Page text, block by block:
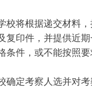
校将根据递交材料
复印件，并提供近
条件，或不能按照
确定考察人选并对